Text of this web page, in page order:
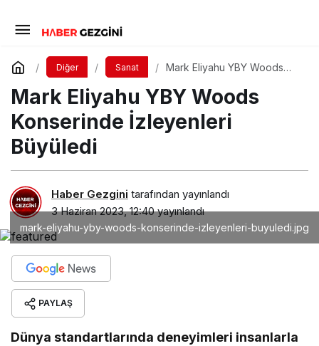
Diğer Sanat
Mark Eliyahu YBY Woods
Büyüledi
Mark Eliyahu YBY Woods
Konserinde İzleyenleri
Büyüledi
Haber Gezgini tarafından yayınlandı
3 Haziran 2023, 12:40yayınlandı
mark-eliyahu-yby-woods-konserinde-izleyenleri-buyuledi.jpg
PAYLAŞ
Dünya standartlarında deneyimleri insanlarla